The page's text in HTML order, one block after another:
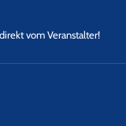
vom Veranstalter!